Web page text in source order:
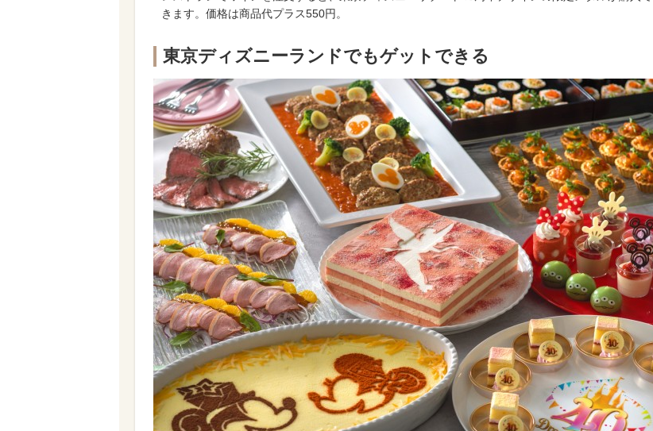
きます。価格は商品代プラス550円。
東京ディズニーランドでもゲットできる